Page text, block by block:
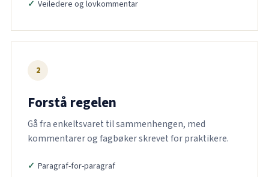
Veiledere og lovkommentar
2
Forstå regelen
Gå fra enkeltsvaret til sammenhengen, med
kommentarer og fagbøker skrevet for praktikere.
Paragraf-for-paragraf